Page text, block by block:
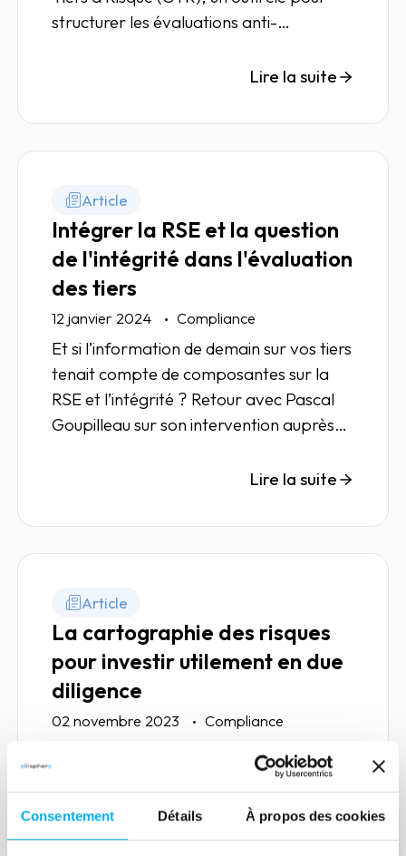
Consentement Détails À propos des cookies
structurer les évaluations anti-
Lire la suite
Article
Intégrer la RSE et la question
de l'intégrité dans l'évaluation
des tiers
12 janvier 2024 Compliance
Et si l’information de demain sur vos tiers
tenait compte de composantes sur la
RSE et l’intégrité ? Retour avec Pascal
Goupilleau sur son intervention auprès
Lire la suite
Article
La cartographie des risques
pour investir utilement en due
diligence
02 novembre 2023 Compliance
Ce n’est pas qu’en théorie que le pilier de
l’évaluation des tiers selon l’article 17 de
la loi Sapin 2 s’appuie sur le pilier de la
cartographie des risques. En pratique,